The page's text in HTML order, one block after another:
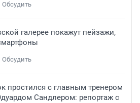
Обсудить
галерее покажут пейзажи,
Обсудить
простился с главным тренером
Сандлером: репортаж с